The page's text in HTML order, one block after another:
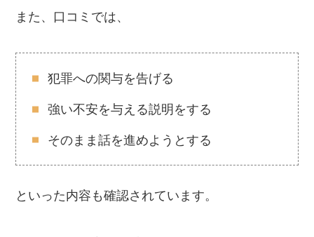
また、口コミでは、
犯罪への関与を告げる
強い不安を与える説明をする
そのまま話を進めようとする
といった内容も確認されています。